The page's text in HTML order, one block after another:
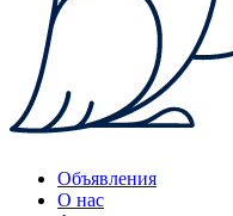
Объявления
О нас